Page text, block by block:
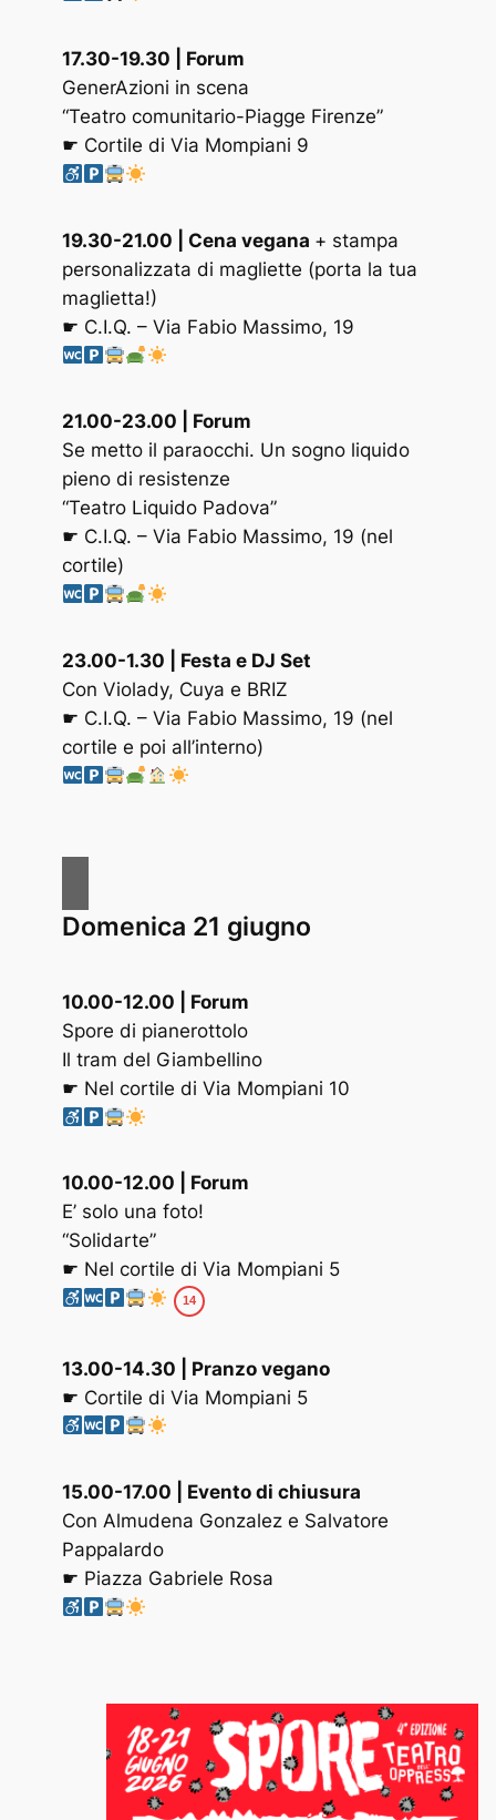
17.30-19.30 | Forum
GenerAzioni in scena
“Teatro comunitario-Piagge Firenze”
☛ Cortile di Via Mompiani 9
19.30-21.00 | Cena vegana + stampa
personalizzata di magliette (porta la tua
maglietta!)
☛ C.I.Q. – Via Fabio Massimo, 19
21.00-23.00 | Forum
Se metto il paraocchi. Un sogno liquido
pieno di resistenze
“Teatro Liquido Padova”
☛ C.I.Q. – Via Fabio Massimo, 19 (nel
cortile)
23.00-1.30 | Festa e DJ Set
Con Violady, Cuya e BRIZ
☛ C.I.Q. – Via Fabio Massimo, 19 (nel
cortile e poi all’interno)
Domenica 21 giugno
10.00-12.00 | Forum
Spore di pianerottolo
Il tram del Giambellino
☛ Nel cortile di Via Mompiani 10
10.00-12.00 | Forum
E’ solo una foto!
“Solidarte”
☛ Nel cortile di Via Mompiani 5
14
13.00-14.30 | Pranzo vegano
☛ Cortile di Via Mompiani 5
15.00-17.00 | Evento di chiusura
Con Almudena Gonzalez e Salvatore
Pappalardo
☛ Piazza Gabriele Rosa